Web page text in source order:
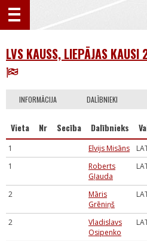
LVS KAUSS, LIEPĀJAS KAUSI
INFORMĀCIJA DALĪBNIEKI
Vieta Nr Secība Dalībnieks
1 Elvijs Misāns
1
Roberts
Gļauda
2
Māris
Grēniņš
2
Vladislavs
Osipenko